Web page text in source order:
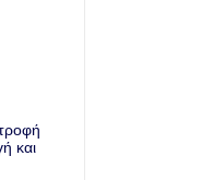
και